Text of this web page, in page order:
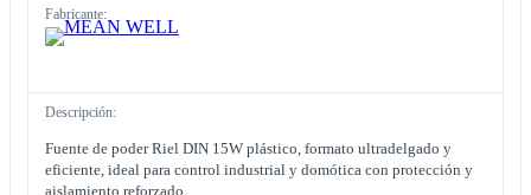
Fabricante:
Descripción:
Fuente de poder Riel DIN 15W plástico, formato ultradelgado y
eficiente, ideal para control industrial y domótica con protección y
aislamiento reforzado.